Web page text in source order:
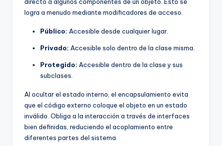
logra a menudo mediante modificadores de acceso.
Público: Accesible desde cualquier lugar.
Privado: Accesible solo dentro de la clase misma.
Protegido: Accesible dentro de la clase y sus
subclases.
Al ocultar el estado interno, el encapsulamiento evita
que el código externo coloque el objeto en un estado
inválido. Obliga a la interacción a través de interfaces
bien definidas, reduciendo el acoplamiento entre
diferentes partes del sistema.